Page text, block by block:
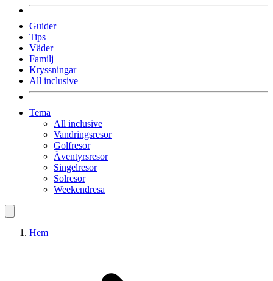
Guider
Tips
Väder
Familj
Kryssningar
All inclusive
Tema
All inclusive
Vandringsresor
Golfresor
Äventyrsresor
Singelresor
Solresor
Weekendresa
Hem